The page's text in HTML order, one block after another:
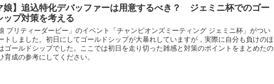
娘】追込特化デバッファーは用意するべき？ ジェミニ杯でのゴー
ップ対策を考える
プリティーダービー」のイベント「チャンピオンズミーティング ジェミニ杯」がつい
トしました。初日にしてゴールドシップが大暴れしていますが，実際に自分も負けのほ
ゴールドシップでした。ここでは初日を走り切った雑感と対策のポイントをまとめたの
育成の参考にしてください。